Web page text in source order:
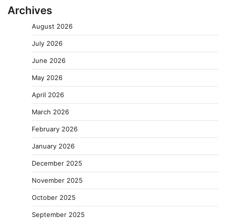
Archives
August 2026
July 2026
June 2026
May 2026
April 2026
March 2026
February 2026
January 2026
December 2025
November 2025
October 2025
September 2025